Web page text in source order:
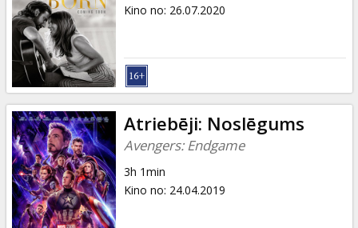
Kino no: 26.07.2020
Atriebēji: Noslēgums
Avengers: Endgame
3h 1min
Kino no: 24.04.2019